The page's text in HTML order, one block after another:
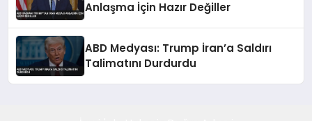
Anlaşma İçin Hazır Değiller
ABD Medyası: Trump İran’a Saldırı
Talimatını Durdurdu